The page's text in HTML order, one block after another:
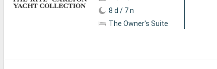
8 d / 7 n
The Owner's Suite